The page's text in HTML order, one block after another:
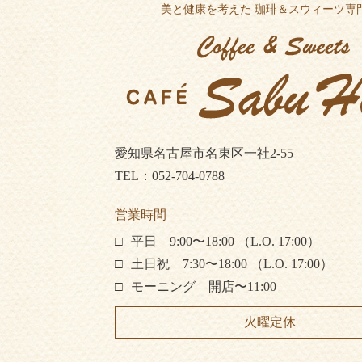
美と健康を考えた 珈琲＆スウィーツ専
愛知県名古屋市名東区一社2-55
TEL：052-704-0788
営業時間
平日 9:00〜18:00 （L.O. 17:00）
土日祝 7:30〜18:00 （L.O. 17:00）
モーニング 開店〜11:00
火曜定休